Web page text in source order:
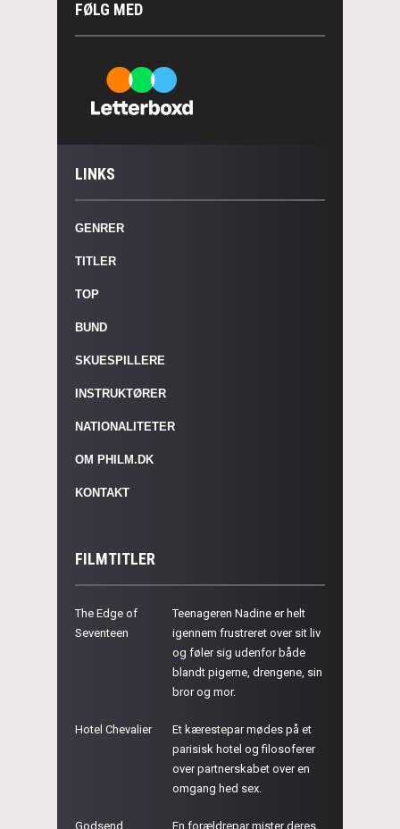
FØLG MED
LINKS
GENRER
TITLER
TOP
BUND
SKUESPILLERE
INSTRUKTØRER
NATIONALITETER
OM PHILM.DK
KONTAKT
FILMTITLER
The Edge of
Seventeen
Teenageren Nadine er helt
igennem frustreret over sit liv
og føler sig udenfor både
blandt pigerne, drengene, sin
bror og mor.
Hotel Chevalier
Et kærestepar mødes på et
parisisk hotel og filosoferer
over partnerskabet over en
omgang hed sex.
Godsend
En forældrepar mister deres